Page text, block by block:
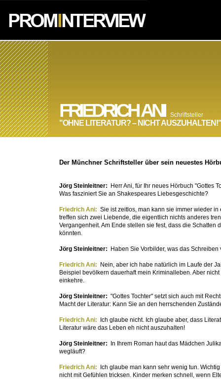
FRIEDRICH ANI Schriftsteller
"OHNE LITERATUR? – NICHT AUSZUHALTEN!"
Der Münchner Schriftsteller über sein neuestes
Jörg Steinleitner:
Herr Ani, für Ihr neues Hörbuch "Gottes
Was fasziniert Sie an Shakespeares Liebesgeschichte?
Friedrich Ani: Sie ist zeitlos, man kann sie immer wieder
treffen sich zwei Liebende, die eigentlich nichts anderes
Vergangenheit. Am Ende stellen sie fest, dass die
könnten.
Jörg Steinleitner: Haben Sie Vorbilder, was das
Friedrich Ani:
Nein, aber ich habe natürlich im Laufe der
Beispiel bevölkern dauerhaft mein Kriminalleben. Aber
einkehre.
Jörg Steinleitner: "Gottes Tochter" setzt sich auch mit
Macht der Literatur: Kann Sie an den herrschenden
Friedrich Ani:
Ich glaube nicht. Ich glaube aber, dass
Literatur wäre das Leben eh nicht auszuhalten!
Jörg Steinleitner:
In Ihrem Roman haut das Mädchen
wegläuft?
Friedrich Ani:
Ich glaube man kann sehr wenig tun.
nicht mit Gefühlen tricksen. Kinder merken schnell, wenn